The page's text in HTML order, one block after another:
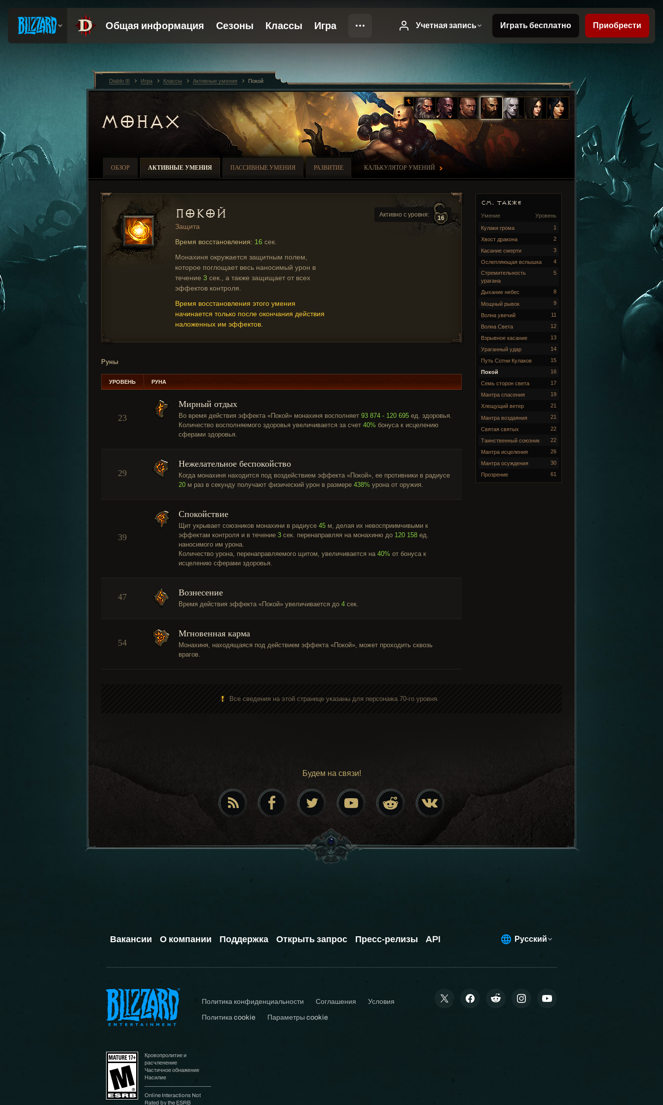
МОНАХ
ОБЗОР АКТИВНЫЕ УМЕНИЯ ПАССИВНЫЕ УМЕНИЯ РАЗВИТИЕ КАЛЬКУЛЯТОР УМЕНИЙ
СМ. ТАКЖЕ
Уровень
Умение
Кулаки грома 1
Хвост дракона 2
Касание смерти 3
Ослепляющая вспышка
4
Стремительность
урагана
5
Дыхание небес 8
Мощный рывок 9
Волна увечий 11
Волна Света 12
Взрывное касание 13
Ураганный удар 14
Путь Сотни Кулаков 15
Покой 16
Семь сторон света 17
Мантра спасения 19
Хлещущий ветер 21
Мантра воздаяния 21
Святая святых 22
Таинственный союзник 22
Мантра исцеления 26
Мантра осуждения 30
Прозрение 61
Активно с уровня: 16
Покой
Защита
Время восстановления: 16 сек.
Монахиня окружается защитным полем,
которое поглощает весь наносимый урон в
течение 3 сек., а также защищает от всех
эффектов контроля.
Время восстановления этого умения
начинается только после окончания действия
наложенных им эффектов.
Руны
УРОВЕНЬ РУНА
23
Мирный отдых
Во время действия эффекта «Покой» монахиня восполняет 93 874 - 120 695 ед. здоровья.
Количество восполняемого здоровья увеличивается за счет 40% бонуса к исцелению
сферами здоровья.
29
Нежелательное беспокойство
Когда монахиня находится под воздействием эффекта «Покой», ее противники в радиусе
20 м раз в секунду получают физический урон в размере 438% урона от оружия.
39
Спокойствие
Щит укрывает союзников монахини в радиусе 45 м, делая их невосприимчивыми к
эффектам контроля и в течение 3 сек. перенаправляя на монахиню до 120 158 ед.
наносимого им урона.
Количество урона, перенаправляемого щитом, увеличивается на 40% от бонуса к
исцелению сферами здоровья.
47 Вознесение
Время действия эффекта «Покой» увеличивается до 4 сек.
54
Мгновенная карма
Монахиня, находящаяся под действием эффекта «Покой», может проходить сквозь
врагов.
Все сведения на этой странице указаны для персонажа 70-го уровня.
Будем на связи!
Diablo III Игра Классы Активные умения Покой